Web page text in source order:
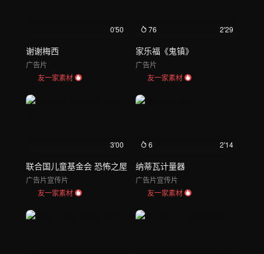
0'50
谢谢梅西
广告片
友一家素材
76 2'29
家乐福《鬼镇》
广告片
友一家素材
3'00
联合国儿童基金会 恐怖之屋
广告片宣传片
友一家素材
6 2'14
纳蒂瓦计量器
广告片宣传片
友一家素材